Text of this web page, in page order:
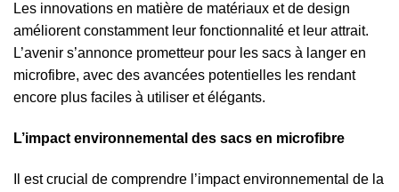
Les innovations en matière de matériaux et de design
améliorent constamment leur fonctionnalité et leur attrait.
L’avenir s’annonce prometteur pour les sacs à langer en
microfibre, avec des avancées potentielles les rendant
encore plus faciles à utiliser et élégants.
L’impact environnemental des sacs en microfibre
Il est crucial de comprendre l’impact environnemental de la